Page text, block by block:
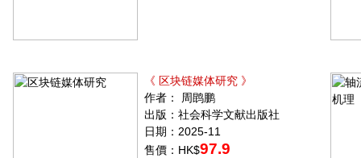
《 区块链媒体研究 》
作者： 周鹍鹏
出版：社会科学文献出版社
日期：2025-11
售價：HK$97.9